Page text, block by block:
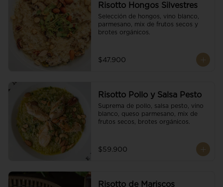
Risotto Hongos Silvestres
Selección de hongos, vino blanco,
parmesano, mix de frutos secos y
brotes orgánicos.
$47.900
Risotto Pollo y Salsa Pesto
Suprema de pollo, salsa pesto, vino
blanco, queso parmesano, mix de
frutos secos, brotes orgánicos.
$59.900
Risotto de Mariscos